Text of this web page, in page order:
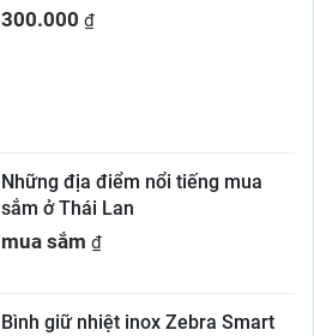
300.000 ₫
Những địa điểm nổi tiếng mua
sắm ở Thái Lan
mua sắm ₫
Bình giữ nhiệt inox Zebra Smart